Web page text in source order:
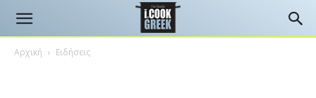
Αρχική Ειδήσεις